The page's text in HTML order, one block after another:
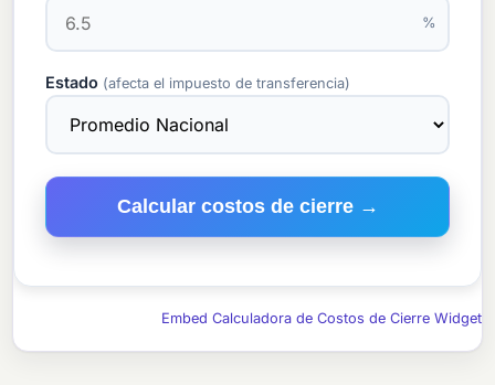
%
Estado (afecta el impuesto de transferencia)
Calcular costos de cierre →
Embed Calculadora de Costos de Cierre Widget